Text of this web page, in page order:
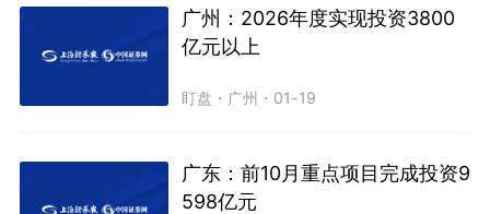
广州：2026年度实现投资3800
亿元以上
盯盘 ・ 广州 ・ 01-19
广东：前10月重点项目完成投资9
598亿元